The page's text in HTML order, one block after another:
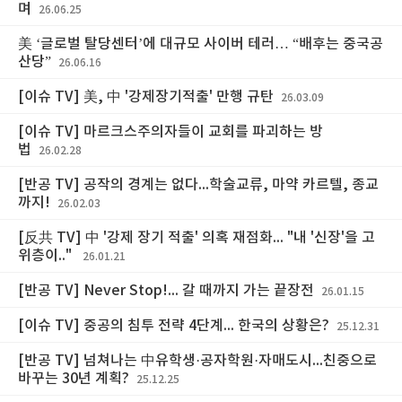
며
26.06.25
美 ‘글로벌 탈당센터’에 대규모 사이버 테러… “배후는 중국공
산당”
26.06.16
[이슈 TV] 美, 中 '강제장기적출' 만행 규탄 26.03.09
[이슈 TV] 마르크스주의자들이 교회를 파괴하는 방
법
26.02.28
[반공 TV] 공작의 경계는 없다...학술교류, 마약 카르텔, 종교
까지!
26.02.03
[反共 TV] 中 '강제 장기 적출' 의혹 재점화... "내 '신장'을 고
위층이.."
26.01.21
[반공 TV] Never Stop!... 갈 때까지 가는 끝장전 26.01.15
[이슈 TV] 중공의 침투 전략 4단계... 한국의 상황은? 25.12.31
[반공 TV] 넘쳐나는 中유학생·공자학원·자매도시...친중으로
바꾸는 30년 계획?
25.12.25